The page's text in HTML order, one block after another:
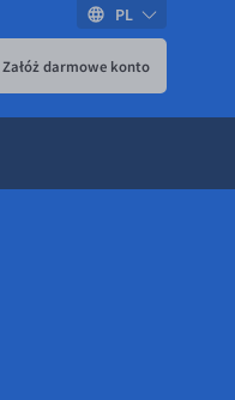
Załóż darmowe konto
PL